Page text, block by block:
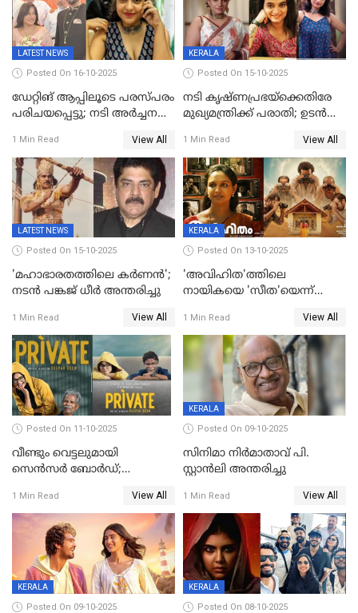
LATEST NEWS
Posted On 16-10-2025
ഡേറ്റിങ് ആപ്പിലൂടെ പരസ്പരം
പരിചയപ്പെട്ടു; നടി അർച്ചന
1 Min Read View All
KERALA
Posted On 15-10-2025
നടി കൃഷ്ണപ്രഭയ്‌ക്കെതിരേ
മുഖ്യമന്ത്രിക്ക് പരാതി; ഉടൻ
പരാതിയിൽ
1 Min Read View All
LATEST NEWS
Posted On 15-10-2025
'മഹാഭാരതത്തിലെ കർണന്‍';
നടൻ പങ്കജ് ധീർ അന്തരിച്ചു
1 Min Read View All
KERALA
Posted On 13-10-2025
'അവിഹിത'ത്തിലെ
നായികയെ 'സീത'യെന്ന്
ബോർഡ്
1 Min Read View All
Posted On 11-10-2025
വീണ്ടും വെട്ടലുമായി
സെന്‍സര്‍ ബോര്‍ഡ്;
തിരുത്തല്‍
1 Min Read View All
KERALA
Posted On 09-10-2025
സിനിമാ നിർമാതാവ് പി.
സ്റ്റാൻലി അന്തരിച്ചു
1 Min Read View All
KERALA
Posted On 09-10-2025
KERALA
Posted On 08-10-2025